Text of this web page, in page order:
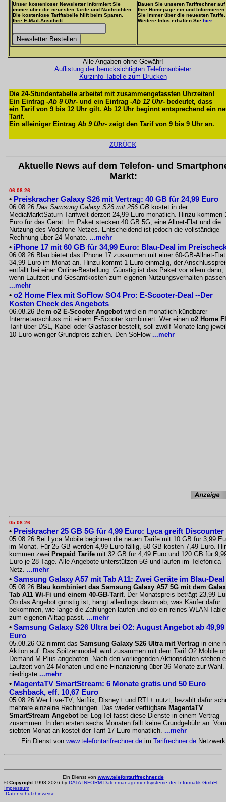
Unser kostenloser Newsletter informiert Sie
immer über die neuesten Tarife und Nachrichten.
Die kostenlose Tariftabelle hilft beim Sparen.
Ihre E-Mail-Anschrift:
Bauen Sie unseren Tarifrechner auf
Ihre Homepage ein und Informieren
Sie immer über die neuesten Tarife.
Weitere Infos erhalten Sie hier
Alle Angaben ohne Gewähr!
Auflistung der berücksichtigten Telefonanbieter
Kurzinfo-Tabelle zum Drucken
Die 24-Stundentabelle arbeitet mit zusammengefassten Uhrzeiten!
Ein Eintrag -Ab 9 Uhr- und ein Eintrag -Ab 12 Uhr- bedeutet, dass
ein Tarif von 9 bis 12 Uhr gilt. Ab 12 Uhr beginnt entsprechend ein
Tarif.
Ein alleiniger Eintrag Ab 9 Uhr- zeigt den Tarif von 9 bis 9 Uhr an.
ZURÜCK
Aktuelle News auf dem Telefon- und
Markt:
06.08.26:
• Preiskracher Galaxy S26 mit Vertrag: 40 GB für 24,99 Euro
06.08.26 Das Samsung Galaxy S26 mit 256 GB kostet in der
MediaMarktSaturn Tarifwelt derzeit 24,99 Euro monatlich. Hinzu kommen
Euro für das Gerät. Im Paket stecken 40 GB 5G, eine Allnet-Flat und die
Nutzung des Vodafone-Netzes. Entscheidend ist jedoch die vollständige
Rechnung über 24 Monate. ...mehr
• iPhone 17 mit 60 GB für 34,99 Euro: Blau-Deal im
06.08.26 Blau bietet das iPhone 17 zusammen mit einer 60-GB-Allnet-
34,99 Euro im Monat an. Hinzu kommt 1 Euro einmalig, der
entfällt bei einer Online-Bestellung. Günstig ist das Paket vor allem dann,
wenn Laufzeit und Gesamtkosten zum eigenen Nutzungsverhalten
...mehr
• o2 Home Flex mit SoFlow SO4 Pro: E-Scooter-Deal --Der
Kosten Check des Angebots
06.08.26 Beim o2 E-Scooter Angebotwird ein monatlich kündbarer
Internetanschluss mit einem E-Scooter kombiniert. Wer einen o2 Home
Tarif über DSL, Kabel oder Glasfaser bestellt, soll zwölf Monate lang
10 Euro weniger Grundpreis zahlen. Den SoFlow ...mehr
05.08.26:
• Preiskracher 25 GB 5G für 4,99 Euro: Lyca greift Discounter
05.08.26 Bei Lyca Mobile beginnen die neuen Tarife mit 10 GB für 3,99
im Monat. Für 25 GB werden 4,99 Euro fällig, 50 GB kosten 7,49 Euro.
kommen zwei Prepaid Tarife mit 32 GB für 4,49 Euro und 120 GB für
Euro je 28 Tage. Alle Angebote unterstützen 5G und laufen im Telefónica-
Netz. ...mehr
• Samsung Galaxy A57 mit Tab A11: Zwei Geräte im Blau-Deal
05.08.26 Blau kombiniert das Samsung Galaxy A57 5G mit dem
Tab A11 Wi-Fi und einem 40-GB-Tarif. Der Monatspreis beträgt 23,99
Ob das Angebot günstig ist, hängt allerdings davon ab, was Käufer dafür
bekommen, wie lange die Zahlungen laufen und ob ein reines WLAN-
zum eigenen Alltag passt. ...mehr
• Samsung Galaxy S26 Ultra bei O2: August Angebot ab 49,99
Euro
05.08.26 O2 nimmt das Samsung Galaxy S26 Ultra mit Vertrag in eine
Aktion auf. Das Spitzenmodell wird zusammen mit dem Tarif O2 Mobile
Demand M Plus angeboten. Nach den vorliegenden Aktionsdaten stehen
Laufzeit von 24 Monaten und eine Finanzierung über 36 Monate zur Wahl.
niedrigste ...mehr
• MagentaTV SmartStream: 6 Monate gratis und 50 Euro
Cashback, eff. 10,67 Euro
05.08.26 Wer Live-TV, Netflix, Disney+ und RTL+ nutzt, bezahlt dafür
mehrere einzelne Rechnungen. Das wieder verfügbare MagentaTV
SmartStream Angebotbei LogiTel fasst diese Dienste in einem Vertrag
zusammen. In den ersten sechs Monaten fällt keine Grundgebühr an. Vom
siebten Monat an kostet der Tarif 17 Euro monatlich. ...mehr
Ein Dienst von www.telefontarifrechner.de im Tarifrechner.de Netzwerk
Ein Dienst von www.telefontarifrechner.de
©Copyright1998-2026 by DATA INFORM-Datenmanagementsysteme der Informatik GmbH
Impressum
Datenschutzhinweise